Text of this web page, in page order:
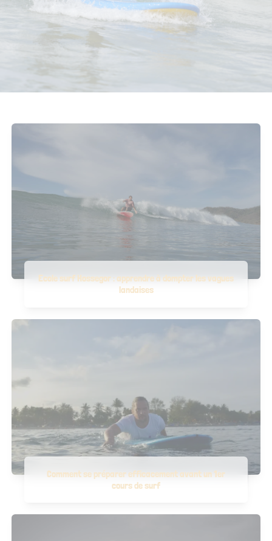
Ecole surf Hossegor : apprendre à dompter les vagues
landaises
Comment se préparer efficacement avant un 1er
cours de surf